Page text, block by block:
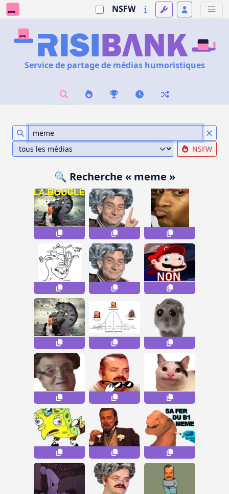
NSFW
Service de partage de médias humoristiques
NSFW
🔍 Recherche « meme »